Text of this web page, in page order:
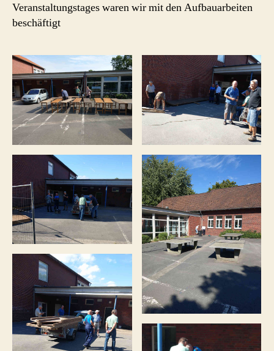
Veranstaltungstages waren wir mit den Aufbauarbeiten
beschäftigt